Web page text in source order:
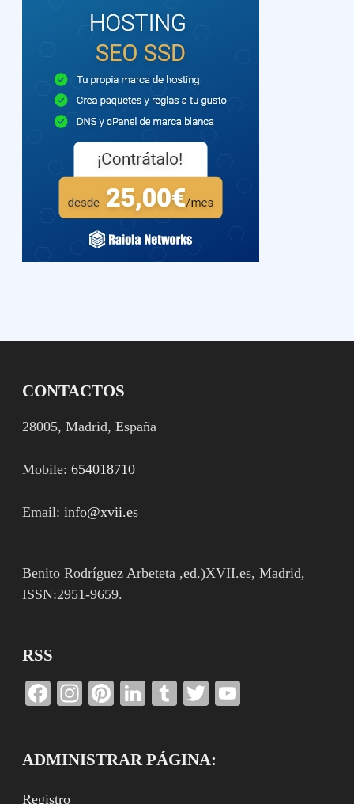
CONTACTOS
28005, Madrid, España
Mobile:654018710
Email:info@xvii.es
Benito Rodríguez Arbeteta ,ed.)XVII.es, Madrid,
ISSN:2951-9659.
RSS
Facebook
Instagram
Pinterest
LinkedIn
TumblrTwitter
ADMINISTRAR PÁGINA:
Registro